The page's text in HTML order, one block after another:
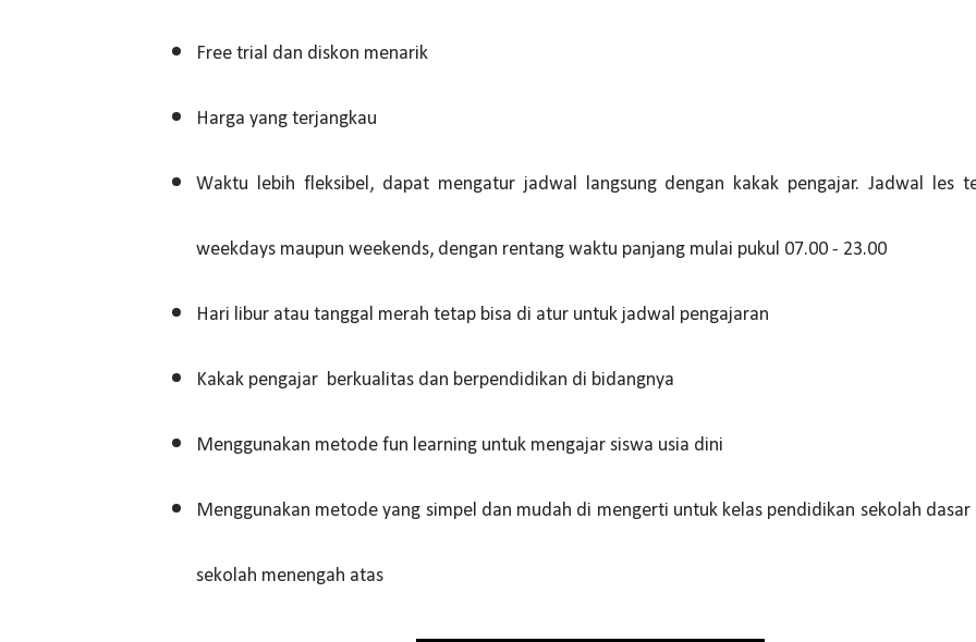
Free trial dan diskon menarik
Harga yang terjangkau
Waktu lebih fleksibel, dapat mengatur jadwal langsung dengan kakak pengajar. Jadwal les
weekdays maupun weekends, dengan rentang waktu panjang mulai pukul 07.00 - 23.00
Hari libur atau tanggal merah tetap bisa di atur untuk jadwal pengajaran
Kakak pengajar berkualitas dan berpendidikan di bidangnya
Menggunakan metode fun learning untuk mengajar siswa usia dini
Menggunakan metode yang simpel dan mudah di mengerti untuk kelas pendidikan sekolah dasar
sekolah menengah atas